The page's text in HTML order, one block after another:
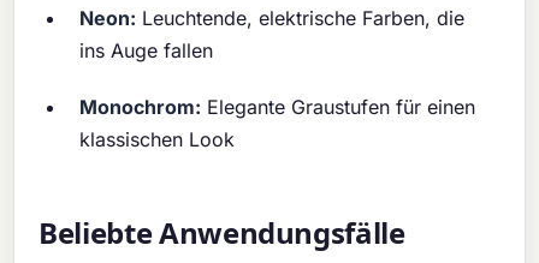
Neon: Leuchtende, elektrische Farben, die
ins Auge fallen
Monochrom: Elegante Graustufen für einen
klassischen Look
Beliebte Anwendungsfälle